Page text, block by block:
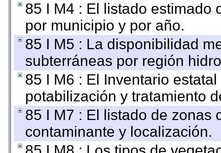
85 I M4 : El listado estimado
por municipio y por año.
85 I M5 : La disponibilidad
subterráneas por región
85 I M6 : El Inventario
potabilización y tratamiento
85 I M7 : El listado de zonas
contaminante y localización.